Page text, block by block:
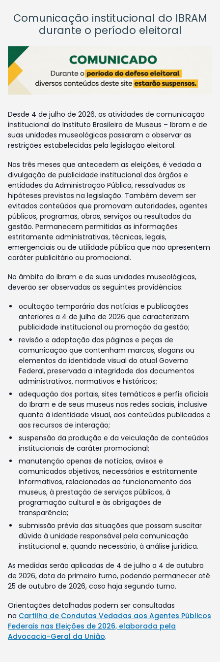
Comunicação institucional do IBRAM
durante o período eleitoral
Desde 4 de julho de 2026, as atividades de comunicação
institucional do Instituto Brasileiro de Museus – Ibram e de
suas unidades museológicas passaram a observar as
restrições estabelecidas pela legislação eleitoral.
Nos três meses que antecedem as eleições, é vedada a
divulgação de publicidade institucional dos órgãos e
entidades da Administração Pública, ressalvadas as
hipóteses previstas na legislação. Também devem ser
evitados conteúdos que promovam autoridades, agentes
públicos, programas, obras, serviços ou resultados da
gestão. Permanecem permitidas as informações
estritamente administrativas, técnicas, legais,
emergenciais ou de utilidade pública que não apresentem
caráter publicitário ou promocional.
No âmbito do Ibram e de suas unidades museológicas,
deverão ser observadas as seguintes providências:
ocultação temporária das notícias e publicações
anteriores a 4 de julho de 2026 que caracterizem
publicidade institucional ou promoção da gestão;
revisão e adaptação das páginas e peças de
comunicação que contenham marcas, slogans ou
elementos da identidade visual do atual Governo
Federal, preservada a integridade dos documentos
administrativos, normativos e históricos;
adequação dos portais, sites temáticos e perfis oficiais
do Ibram e de seus museus nas redes sociais, inclusive
quanto à identidade visual, aos conteúdos publicados e
aos recursos de interação;
suspensão da produção e da veiculação de conteúdos
institucionais de caráter promocional;
manutenção apenas de notícias, avisos e
comunicados objetivos, necessários e estritamente
informativos, relacionados ao funcionamento dos
museus, à prestação de serviços públicos, à
programação cultural e às obrigações de
transparência;
submissão prévia das situações que possam suscitar
dúvida à unidade responsável pela comunicação
institucional e, quando necessário, à análise jurídica.
As medidas serão aplicadas de 4 de julho a 4 de outubro
de 2026, data do primeiro turno, podendo permanecer até
25 de outubro de 2026, caso haja segundo turno.
Orientações detalhadas podem ser consultadas
na Cartilha de Condutas Vedadas aos Agentes Públicos
Federais nas Eleições de 2026, elaborada pela
Advocacia-Geral da União.